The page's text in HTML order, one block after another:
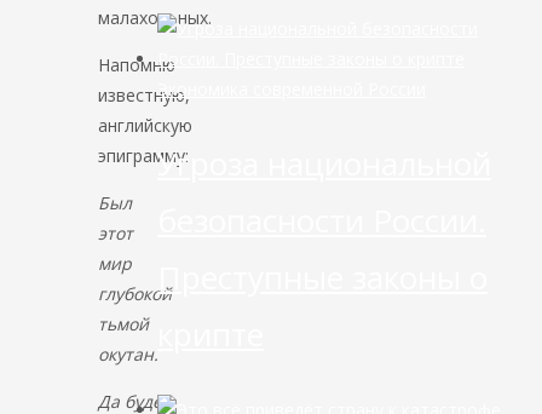
малахольных.
Напомню
известную,
английскую
эпиграмму:
Был
этот
мир
глубокой
тьмой
окутан.
Да будет
Экономика современной России
Угроза национальной
Преступные законы о